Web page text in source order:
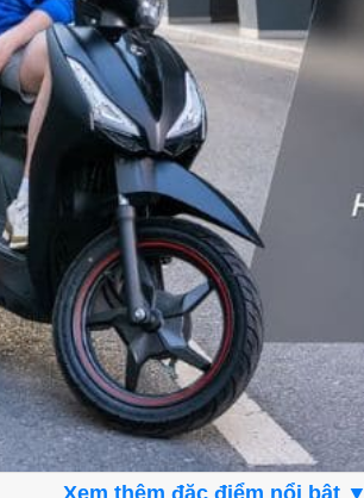
Xem thêm đặc điểm nổi bật ▼